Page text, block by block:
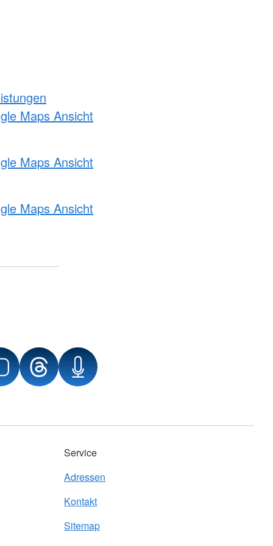
Maps Ansicht
Maps Ansicht
Maps Ansicht
Service
Adressen
Kontakt
Sitemap